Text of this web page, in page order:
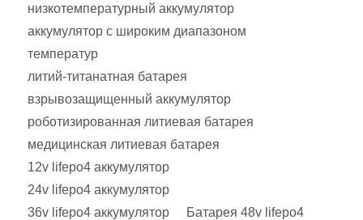
низкотемпературный аккумулятор
аккумулятор с широким диапазоном
температур
литий-титанатная батарея
взрывозащищенный аккумулятор
роботизированная литиевая батарея
медицинская литиевая батарея
12v lifepo4 аккумулятор
24v lifepo4 аккумулятор
36v lifepo4 аккумулятор
Батарея 48v lifepo4